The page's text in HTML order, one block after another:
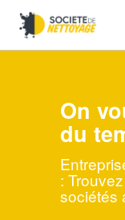
On
du
:
sociétés